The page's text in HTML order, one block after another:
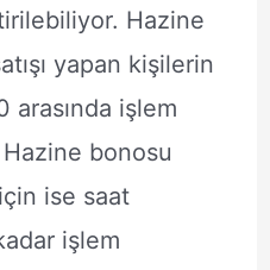
Hazine
yapan kişilerin
arasında işlem
bonosu
ise saat
işlem